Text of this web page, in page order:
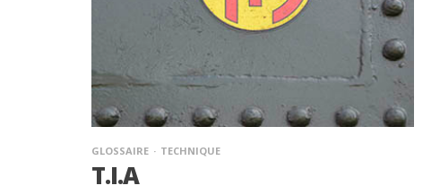
GLOSSAIRE TECHNIQUE
T.I.A